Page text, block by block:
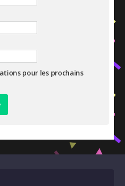
pour les prochains